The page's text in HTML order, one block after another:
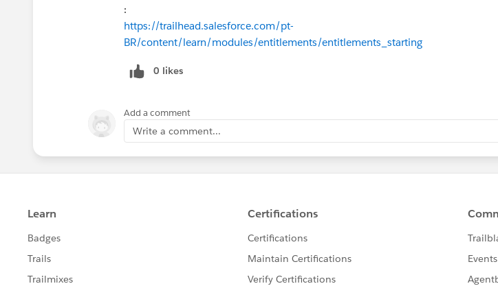
:
https://trailhead.salesforce.com/pt-
BR/content/learn/modules/entitlements/entitlements_starting
0 likes
Add a comment
Write a comment...